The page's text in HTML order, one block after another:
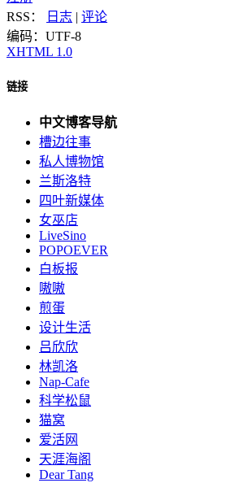
RSS：
日志 | 评论
编码：UTF-8
XHTML 1.0
链接
中文博客导航
槽边往事
私人博物馆
兰斯洛特
四叶新媒体
女巫店
LiveSino
POPOEVER
白板报
嗷嗷
煎蛋
设计生活
吕欣欣
林凯洛
Nap-Cafe
科学松鼠
猫窝
爱活网
天涯海阁
Dear Tang